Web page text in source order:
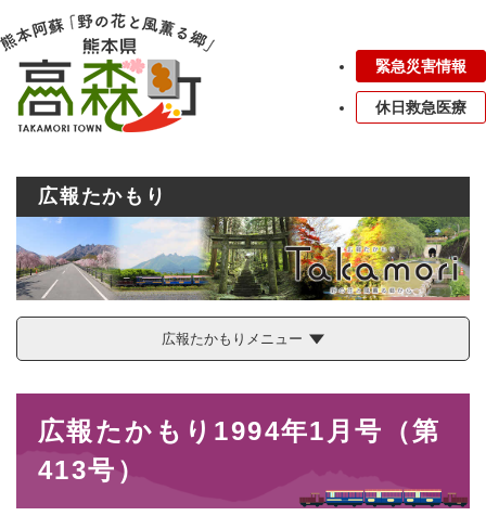
ー
ジ
メニューを飛ばして本文へ
緊急災害情報
休日救急医療
広報たかもり
広報たかもりメニュー
広報たかもり1994年1月号（第
413号）